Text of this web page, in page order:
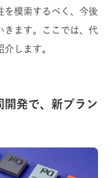
を模索するべく、今後
きます。ここでは、代
します。
開発で、新ブラン